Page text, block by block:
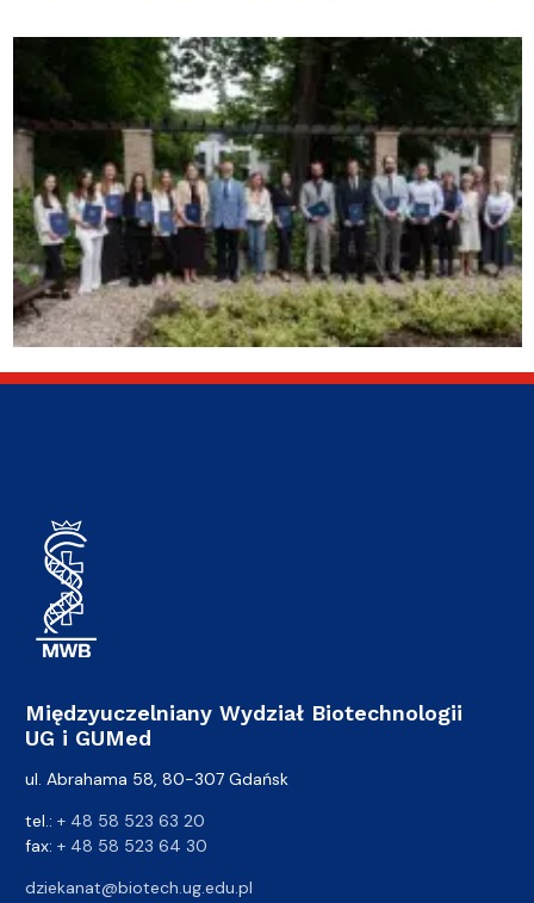
Międzyuczelniany Wydział Biotechnologii
UG i GUMed
ul. Abrahama 58, 80-307 Gdańsk
tel.: + 48 58 523 63 20
fax: + 48 58 523 64 30
dziekanat@biotech.ug.edu.pl